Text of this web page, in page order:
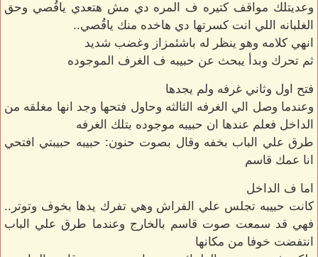
وعديتلك مواقف كتيره ف المره دي مش هتعدي ياقُصي وحق
الغلبانه اللي انت كسرتها دي هاخده منك ياقُصي..
انهي كلامه وهو ينظر له باشئمزاز وغضب شديد
ثم تحرك وبدأ يبحث عن حبيبه ف الغرف الموجوده
فتح اول وثاني غرفه ولم يجدها
وعندما وصل الي الغرفه الثالثه وحاول فتحها وجد انها مغلقه من
الداخل فعلم عندها ان حبيبه موجوده بتلك الغرفه
طرق علي الباب بخفه وقال بصوت حنون: حبيبه حبيبتي افتحي
انا عمك قاسم
اما ف الداخل
كانت حبيبه تجلس علي الفراش وهي تفرك يدها بخوف وتوتر..
فهي قد سمعت صوت قاسم بالخارج وعندما طرق علي الباب
انتفضت خوفا من مكانها